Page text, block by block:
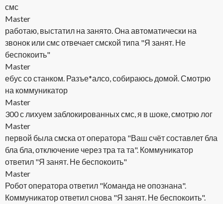
смс
Master
работаю, выстатил на занято. Она автоматически на
звонок или смс отвечает смской типа "Я занят. Не
беспокоить"
Master
ебус со станком. Разъе*алсо, собираюсь домой. Смотрю
на коммуникатор
Master
300 с лихуем заблокированных смс, я в шоке, смотрю лог
Master
первой была смска от оператора "Ваш счёт составлет бла
бла бла, отключение через тра та та". Коммуникатор
ответил "Я занят. Не беспокоить"
Master
Робот оператора ответил "Команда не опознана".
Коммуникатор ответил снова "Я занят. Не беспокоить".